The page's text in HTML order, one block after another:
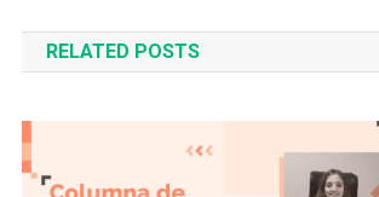
de
entradas
RELATED POSTS